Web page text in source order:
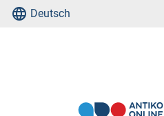
Deutsch